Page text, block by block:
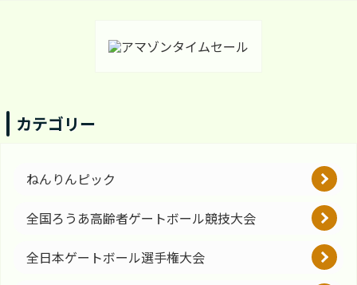
カテゴリー
ねんりんピック
全国ろうあ高齢者ゲートボール競技大会
全日本ゲートボール選手権大会